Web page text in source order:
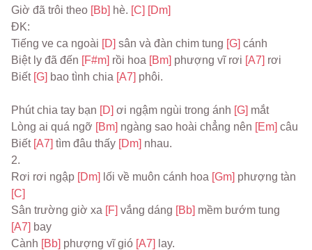
Giờ đã trôi theo [Bb] hè. [C] [Dm]
ĐK:
Tiếng ve ca ngoài [D] sân và đàn chim tung [G] cánh
Biệt ly đã đến [F#m] rồi hoa [Bm] phượng vĩ rơi [A7] rơi
Biết [G] bao tình chia [A7] phôi.
Phút chia tay bạn [D] ơi ngậm ngùi trong ánh [G] mắt
Lòng ai quá ngỡ [Bm] ngàng sao hoài chẳng nên [Em] câu
Biết [A7] tìm đâu thấy [Dm] nhau.
2.
Rơi rơi ngập [Dm] lối về muôn cánh hoa [Gm]
[C]
Sân trường giờ xa [F] vắng dáng [Bb]
[A7] bay
Cành [Bb] phượng vĩ gió [A7] lay.